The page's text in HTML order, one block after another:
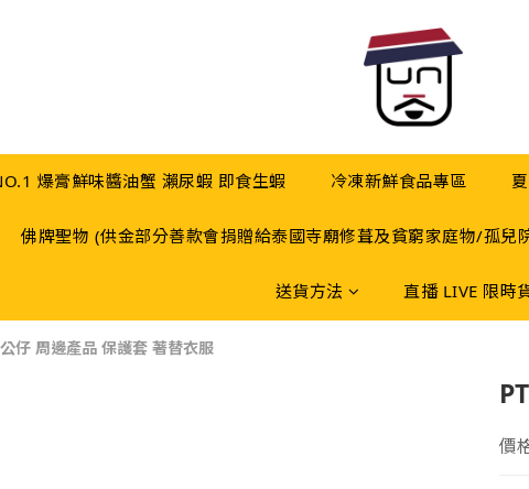
爆膏鮮味醬油蟹 瀨尿蝦 即食生蝦 冷凍新鮮食品專區
佛牌聖物 (供金部分善款會捐贈給泰國寺廟修葺及貧窮家庭物/孤兒
送貨方法 直播 LIVE 限時
仔 周邊產品 保護套 著替衣服
價